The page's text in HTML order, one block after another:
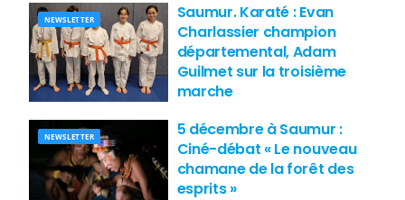
NEWSLETTER
Saumur. Karaté : Evan
Charlassier champion
départemental, Adam
Guilmet sur la troisième
marche
NEWSLETTER
5 décembre à Saumur :
Ciné-débat « Le nouveau
chamane de la forêt des
esprits »